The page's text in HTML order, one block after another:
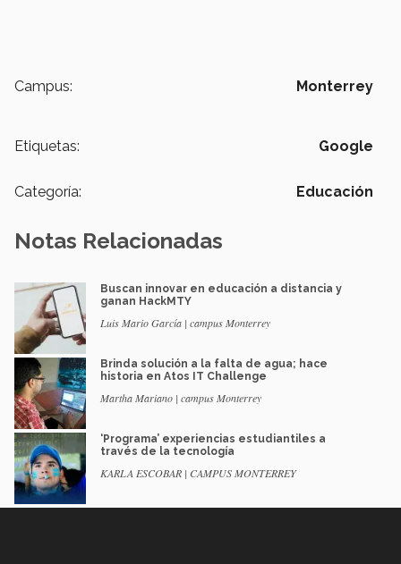
Campus: Monterrey
Etiquetas: Google
Categoría: Educación
Notas Relacionadas
Buscan innovar en educación a distancia y
ganan HackMTY
Luis Mario García | campus Monterrey
Brinda solución a la falta de agua; hace
historia en Atos IT Challenge
Martha Mariano | campus Monterrey
‘Programa’ experiencias estudiantiles a
través de la tecnología
KARLA ESCOBAR | CAMPUS MONTERREY